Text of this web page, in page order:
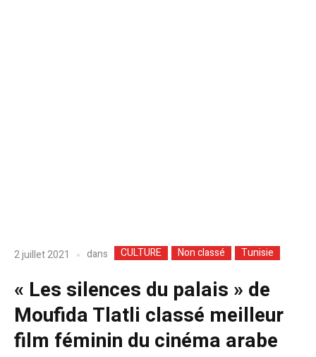
2 juillet 2021 dans CULTURE Non classé Tunisie
« Les silences du palais » de
Moufida Tlatli classé meilleur
film féminin du cinéma arabe